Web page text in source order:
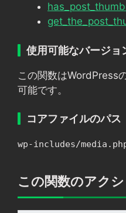
使用可能なバージョ
この関数はWordPress
可能です。
コアファイルのパス
wp-includes/
この関数のアク